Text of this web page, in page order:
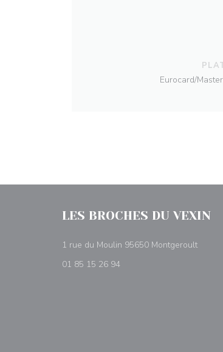
Eurocard/
LES BROCHES DU VEXIN
1 rue du Moulin 95650 Montgeroult
01 85 15 26 94